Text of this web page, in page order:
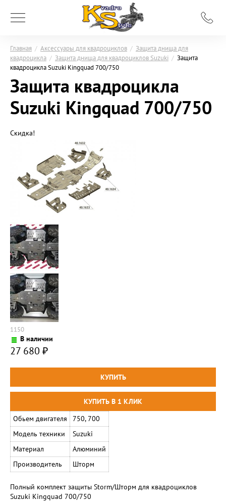
Главная / Аксессуары для квадроциклов / Защита днища для
квадроцикла / Защита днища для квадроциклов Suzuki / Защита
квадроцикла Suzuki Kingquad 700/750
Защита квадроцикла
Suzuki Kingquad 700/750
Скидка!
1150
В наличии
27 680 ₽
Обьем двигателя
750, 700
Модель техники
Suzuki
Материал
Алюминий
Производитель
Шторм
Полный комплект защиты Storm/Шторм для квадроциклов
Suzuki Kingquad 700/750